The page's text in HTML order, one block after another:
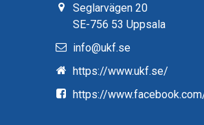
Seglarvägen 20
SE-756 53 Uppsala
info@ukf.se
https://www.ukf.se/
https://